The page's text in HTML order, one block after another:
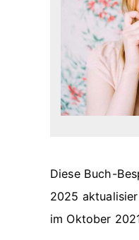
Diese Buch-
2025
im Oktober